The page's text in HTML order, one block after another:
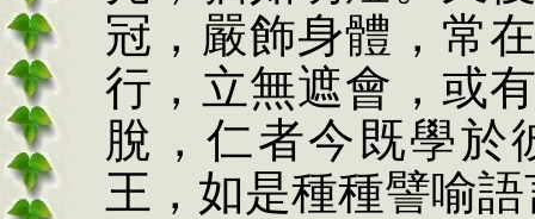
冠，嚴飾身體，常
行，立無遮會，或
脫，仁者今既學於
王，如是種種譬喻